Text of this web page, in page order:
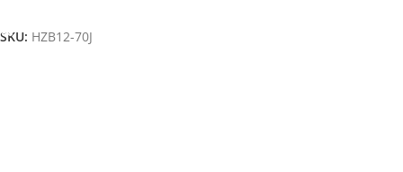
SKU: HZB12-70J